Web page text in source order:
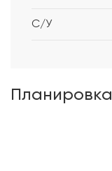
С/У
Планировка